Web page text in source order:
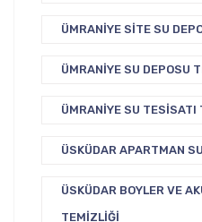
ÜMRANIYE SITE SU
ÜMRANIYE SU DEPOSU
ÜMRANIYE SU TESISATI
ÜSKÜDAR APARTMAN
ÜSKÜDAR BOYLER VE
TEMIZLIĞI